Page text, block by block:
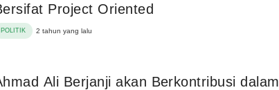
Project Oriented
POLITIK 2 tahun yang lalu
Ali Berjanji akan Berkontribusi dalam